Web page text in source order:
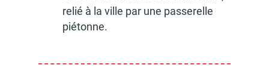
relié à la ville par une passe­relle
piétonne.